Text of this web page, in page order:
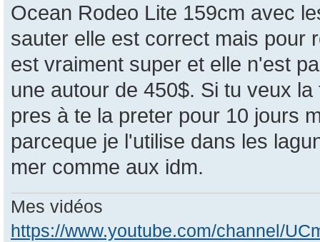
Ocean Rodeo Lite 159cm avec
sauter elle est correct mais pour
est vraiment super et elle n'est
une autour de 450$. Si tu veux
pres à te la preter pour 10 jours
parceque je l'utilise dans les
mer comme aux idm.
Mes vidéos
https://www.youtube.com/channel/